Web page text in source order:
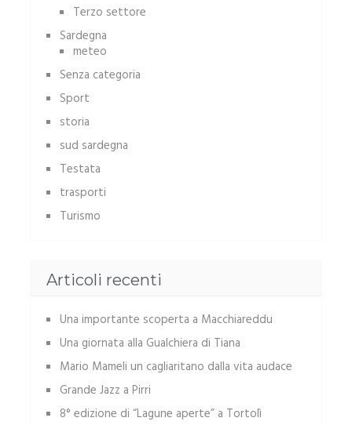
Terzo settore
Sardegna
meteo
Senza categoria
Sport
storia
sud sardegna
Testata
trasporti
Turismo
Articoli recenti
Una importante scoperta a Macchiareddu
Una giornata alla Gualchiera di Tiana
Mario Mameli un cagliaritano dalla vita audace
Grande Jazz a Pirri
8° edizione di “Lagune aperte” a Tortolì